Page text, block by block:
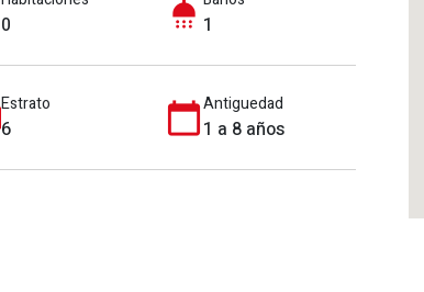
0 1
Estrato
6
Antiguedad
1 a 8 años